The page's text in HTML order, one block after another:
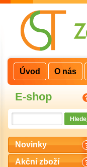
E-shop
Novinky
Akční zboží
Úvod O nás